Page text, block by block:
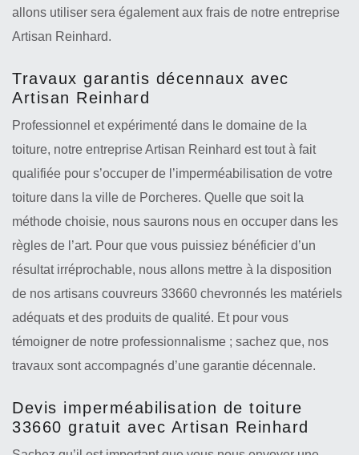
allons utiliser sera également aux frais de notre entreprise
Artisan Reinhard.
Travaux garantis décennaux avec
Artisan Reinhard
Professionnel et expérimenté dans le domaine de la
toiture, notre entreprise Artisan Reinhard est tout à fait
qualifiée pour s’occuper de l’imperméabilisation de votre
toiture dans la ville de Porcheres. Quelle que soit la
méthode choisie, nous saurons nous en occuper dans les
règles de l’art. Pour que vous puissiez bénéficier d’un
résultat irréprochable, nous allons mettre à la disposition
de nos artisans couvreurs 33660 chevronnés les matériels
adéquats et des produits de qualité. Et pour vous
témoigner de notre professionnalisme ; sachez que, nos
travaux sont accompagnés d’une garantie décennale.
Devis imperméabilisation de toiture
33660 gratuit avec Artisan Reinhard